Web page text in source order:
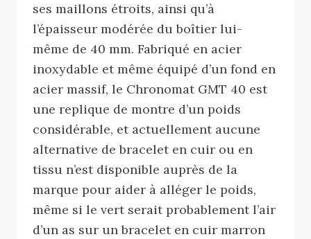
ses maillons étroits, ainsi qu’à
l’épaisseur modérée du boîtier lui-
même de 40 mm. Fabriqué en acier
inoxydable et même équipé d’un fond en
acier massif, le Chronomat GMT 40 est
une replique de montre d’un poids
considérable, et actuellement aucune
alternative de bracelet en cuir ou en
tissu n’est disponible auprès de la
marque pour aider à alléger le poids,
même si le vert serait probablement l’air
d’un as sur un bracelet en cuir marron